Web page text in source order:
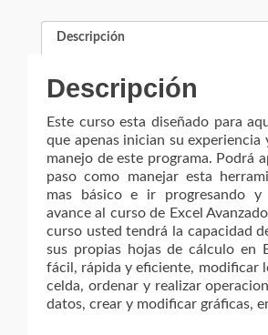
Descripción
Descripción
Este curso esta diseñado para
que apenas inician su experiencia
manejo de este programa. Podrá
paso como manejar esta
mas básico e ir progresando y
avance al curso de Excel
curso usted tendrá la capacidad
sus propias hojas de cálculo en
fácil, rápida y eficiente, modificar
celda, ordenar y realizar
datos, crear y modificar gráficas,